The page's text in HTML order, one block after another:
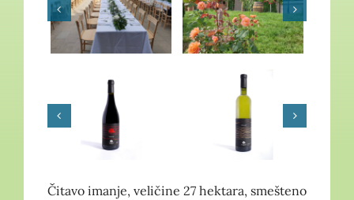
Čitavo imanje, veličine 27 hektara, smešteno